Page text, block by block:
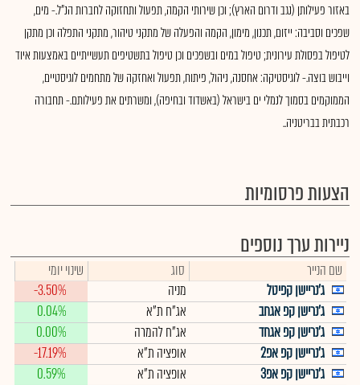
באזור פעילותן (נגב ודרום הארץ); וכן שירותי הקמה, תפעול ותחזוקה לחברות הנ"ל.- מים,
שפכים וסביבה: ייזום, תכנון, מימון, הקמה והפעלה של מתקני טיהור, מתקני התפלה וכן מתקן
לטיפול בפסולת עירונית; טיפול במים ובשפכים וכן טיפול בתשטיפים תעשייתיים באמצעות איוד
וייבוש בוצה.- לוגיסטיקה: אחסנה, ניהול, פיתוח, תפעול ואחזקה של מתחמים לוגיסטיים,
הממוקמים בסמוך לנמלי ים בישראל (באשדוד ובחיפה), ומשרתים את פעילותם.- תחבורה
רכבתית בבריטניה..
הצעות פרסומיות
ניירות ערך נוספים
שם הנייר סוג
שינוי יומי
ג'נריישן קפיטל
מניה
-3.50%
ג'נרישן קפ אגחב
אג"ח ת"א
0.04%
ג'נרישן קפ אגחד
אג"ח להמרה
0.00%
ג'נריישן קפ אפ2
אופציה ת"א
-17.19%
ג'נריישן קפ אפ3
אופציה ת"א 0.59%